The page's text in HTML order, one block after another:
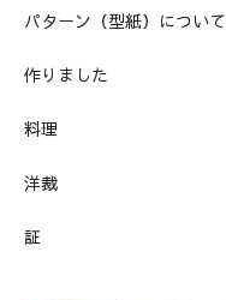
パターン（型紙）について
作りました
料理
洋裁
証